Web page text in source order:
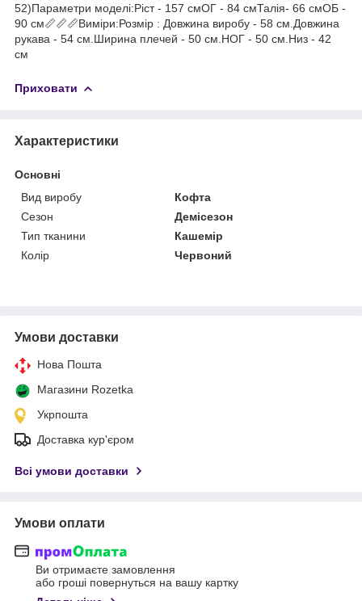
52)Параметри моделі:Ріст - 157 смОГ - 84 смТалія- 66 смОБ -
90 см📏📏📏Виміри:Розмір : Довжина виробу - 58 см.Довжина
рукава - 54 см.Ширина плечей - 50 см.НОГ - 50 см.Низ - 42
см
Приховати
Характеристики
Основні
Вид виробу
Кофта
Сезон
Демісезон
Тип тканини
Кашемір
Колір
Червоний
Умови доставки
Нова Пошта
Магазини Rozetka
Укрпошта
Доставка кур'єром
Всі умови доставки
Умови оплати
Ви отримаєте замовлення
або гроші повернуться на вашу картку